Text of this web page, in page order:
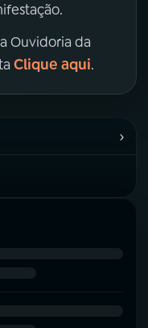
Ouvidoria da
Clique aqui.
›